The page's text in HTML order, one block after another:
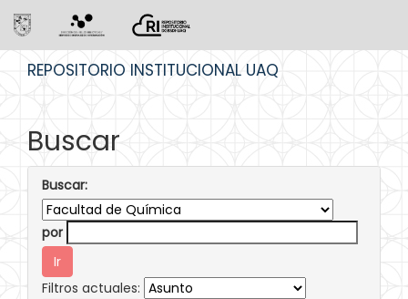
REPOSITORIO INSTITUCIONAL UAQ
Buscar
Buscar:
por
Filtros actuales: